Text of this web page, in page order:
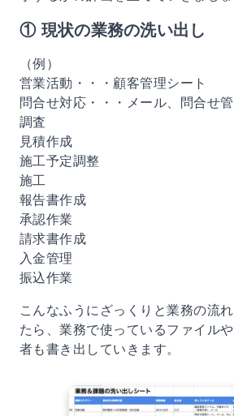
① 現状の業務の洗い出し
（例）
営業活動・・・顧客管理シート
問合せ対応・・・メール、問合せ
調査
見積作成
施工予定調整
施工
報告書作成
承認作業
請求書作成
入金管理
振込作業
こんなふうにざっくりと業務の流
たら、業務で使っているファイル
者も書き出していきます。